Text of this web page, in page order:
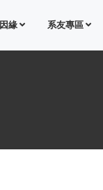
緣 系友專區